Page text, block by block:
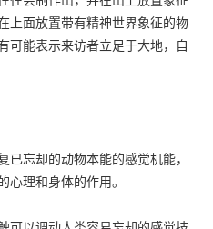
上面放置带有精神世界象征的物
可能表示来访者立足于大地，自
忘却的动物本能的感觉机能，
理和身体的作用。